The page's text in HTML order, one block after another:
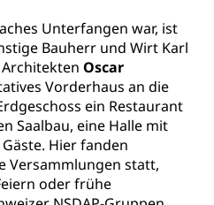
Unterfangen war, ist
Bauherr und Wirt Karl
Oscar
Vorderhaus an die
ein Restaurant
Saalbau, eine Halle mit
Hier fanden
Versammlungen statt,
oder frühe